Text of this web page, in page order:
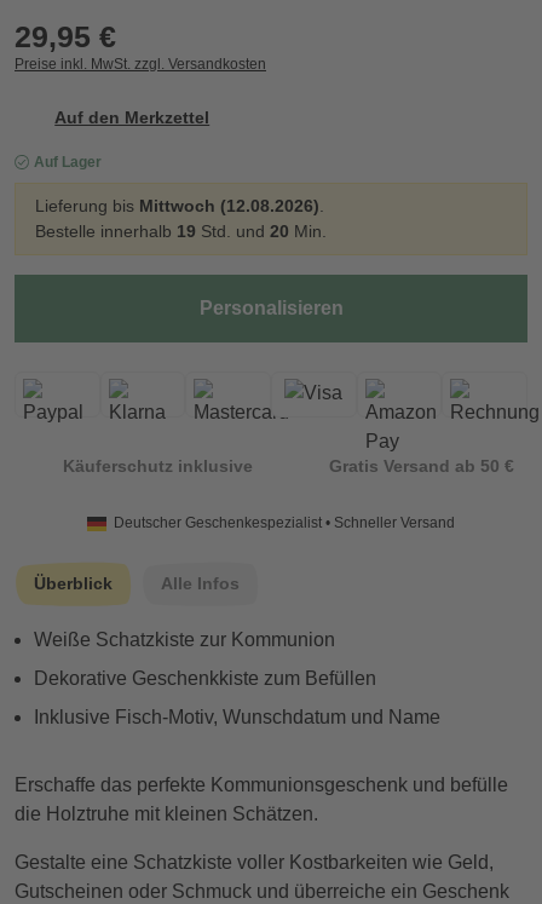
29,95 €
Preise inkl. MwSt. zzgl. Versandkosten
Auf den Merkzettel
Auf Lager
Lieferung bis Mittwoch (12.08.2026).
Bestelle innerhalb 19 Std. und 20 Min.
Personalisieren
Käuferschutz inklusive Gratis Versand ab 50 €
Deutscher Geschenkespezialist • Schneller Versand
Überblick Alle Infos
Weiße Schatzkiste zur Kommunion
Dekorative Geschenkkiste zum Befüllen
Inklusive Fisch-Motiv, Wunschdatum und Name
Erschaffe das perfekte Kommunionsgeschenk und befülle
die Holztruhe mit kleinen Schätzen.
Gestalte eine Schatzkiste voller Kostbarkeiten wie Geld,
Gutscheinen oder Schmuck und überreiche ein Geschenk